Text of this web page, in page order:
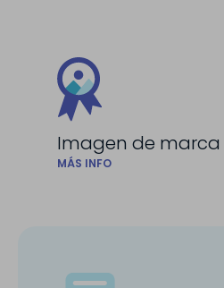
Imagen de marca
MÁS INFO